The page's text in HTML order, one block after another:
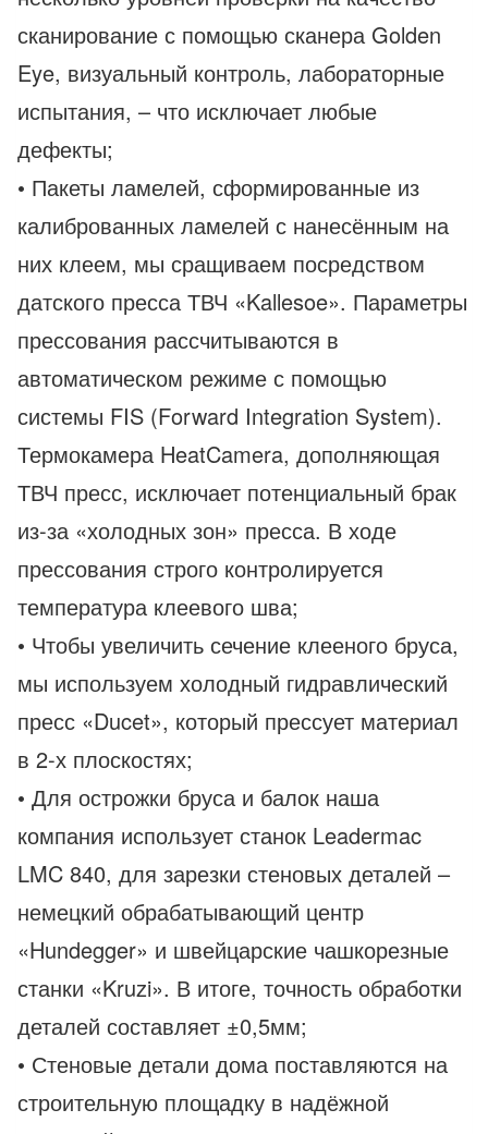
сканирование с помощью сканера Golden
Eye, визуальный контроль, лабораторные
испытания, – что исключает любые
дефекты;
• Пакеты ламелей, сформированные из
калиброванных ламелей с нанесённым на
них клеем, мы сращиваем посредством
датского пресса ТВЧ «Kallesoe». Параметры
прессования рассчитываются в
автоматическом режиме с помощью
системы FIS (Forward Integration System).
Термокамера HeatCamera, дополняющая
ТВЧ пресс, исключает потенциальный брак
из-за «холодных зон» пресса. В ходе
прессования строго контролируется
температура клеевого шва;
• Чтобы увеличить сечение клееного бруса,
мы используем холодный гидравлический
пресс «Ducet», который прессует материал
в 2-х плоскостях;
• Для острожки бруса и балок наша
компания использует станок Leadermac
LMC 840, для зарезки стеновых деталей –
немецкий обрабатывающий центр
«Hundegger» и швейцарские чашкорезные
станки «Kruzi». В итоге, точность обработки
деталей составляет ±0,5мм;
• Стеновые детали дома поставляются на
строительную площадку в надёжной